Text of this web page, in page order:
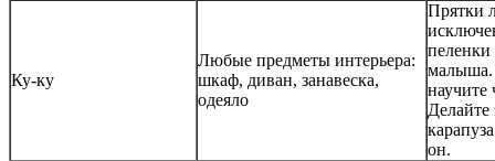
Ку-ку
Любые предметы интерьера:
шкаф, диван, занавеска,
одеяло
Прятки
пеленки
малыша.
научите
Делайте
он.